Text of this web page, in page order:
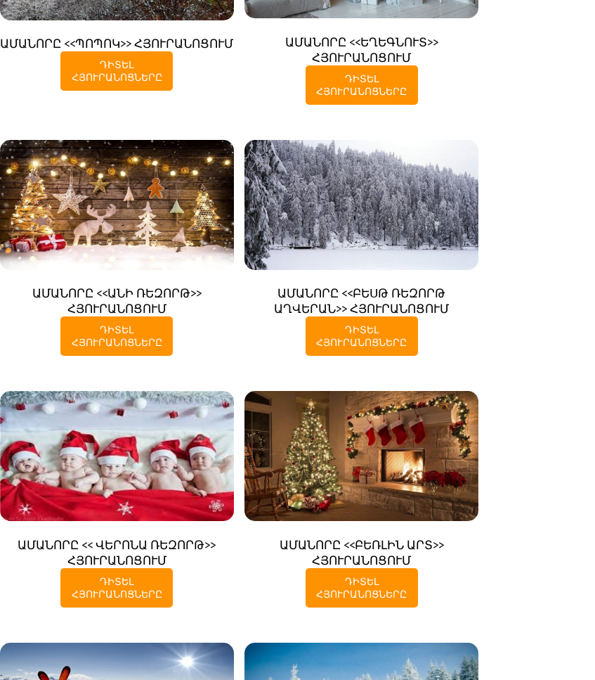
ԱՄԱՆՈՐԸ <<ՊՈՊՈԿ>> ՀՅՈՒՐԱՆՈՑՈՒՄ
ԴԻՏԵԼ
ՀՅՈՒՐԱՆՈՑՆԵՐԸ
ԱՄԱՆՈՐԸ <<ԵՂԵԳՆՈՒՏ>>
ՀՅՈՒՐԱՆՈՑՈՒՄ
ԴԻՏԵԼ
ՀՅՈՒՐԱՆՈՑՆԵՐԸ
ԱՄԱՆՈՐԸ <<ԱՆԻ ՌԵԶՈՐԹ>>
ՀՅՈՒՐԱՆՈՑՈՒՄ
ԴԻՏԵԼ
ՀՅՈՒՐԱՆՈՑՆԵՐԸ
ԱՄԱՆՈՐԸ <<ԲԵՍԹ ՌԵԶՈՐԹ
ԱՂՎԵՐԱՆ>> ՀՅՈՒՐԱՆՈՑՈՒՄ
ԴԻՏԵԼ
ՀՅՈՒՐԱՆՈՑՆԵՐԸ
ԱՄԱՆՈՐԸ << ՎԵՐՈՆԱ ՌԵԶՈՐԹ>>
ՀՅՈՒՐԱՆՈՑՈՒՄ
ԴԻՏԵԼ
ՀՅՈՒՐԱՆՈՑՆԵՐԸ
ԱՄԱՆՈՐԸ <<ԲԵՌԼԻՆ ԱՐՏ>>
ՀՅՈՒՐԱՆՈՑՈՒՄ
ԴԻՏԵԼ
ՀՅՈՒՐԱՆՈՑՆԵՐԸ